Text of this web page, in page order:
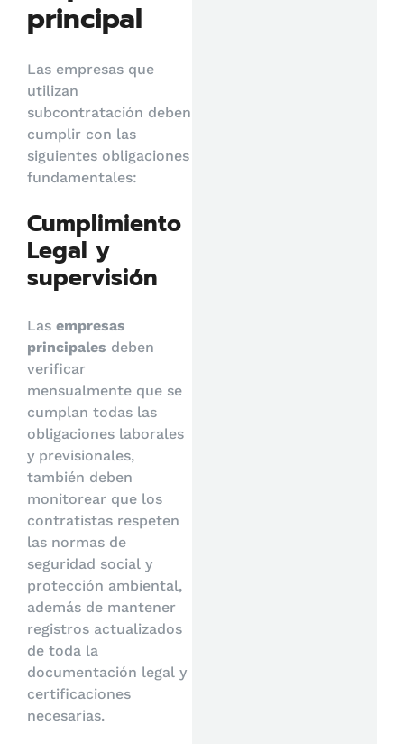
principal
Las empresas que
utilizan
subcontratación deben
cumplir con las
siguientes obligaciones
fundamentales:
Cumplimiento
Legal y
supervisión
Las empresas
principales deben
verificar
mensualmente que se
cumplan todas las
obligaciones laborales
y previsionales,
también deben
monitorear que los
contratistas respeten
las normas de
seguridad social y
protección ambiental,
además de mantener
registros actualizados
de toda la
documentación legal y
certificaciones
necesarias.